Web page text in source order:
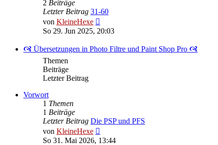
2 Beiträge
Letzter Beitrag 31-60
von KleineHexe
Beitrag
So 29. Jun 2025, 20:03
🙧 Übersetzungen in Photo Filtre und Paint Shop Pro 🙧
Themen
Beiträge
Letzter Beitrag
Vorwort
1 Themen
1 Beiträge
Letzter Beitrag Die PSP und PFS
von KleineHexe
Beitrag
So 31. Mai 2026, 13:44